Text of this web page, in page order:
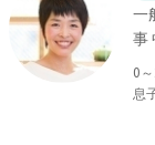
一
事
0
息